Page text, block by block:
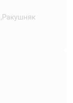
,Ракушняк